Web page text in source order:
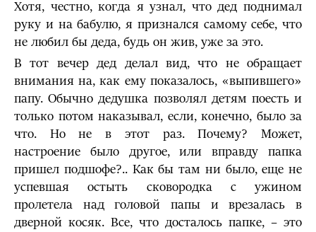
Хотя, честно, когда я узнал, что дед поднимал
руку и на бабулю, я признался самому себе, что
не любил бы деда, будь он жив, уже за это.
В тот вечер дед делал вид, что не обращает
внимания на, как ему показалось, «выпившего»
папу. Обычно дедушка позволял детям поесть и
только потом наказывал, если, конечно, было за
что. Но не в этот раз. Почему? Может,
настроение было другое, или вправду папка
пришел подшофе?.. Как бы там ни было, еще не
успевшая остыть сковородка с ужином
пролетела над головой папы и врезалась в
дверной косяк. Все, что досталось папке, – это